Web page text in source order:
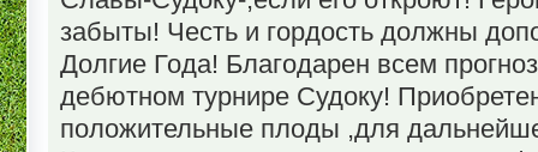
забыты! Честь и гордость должны
Долгие Года! Благодарен всем
дебютном турнире Судоку!
положительные плоды ,для